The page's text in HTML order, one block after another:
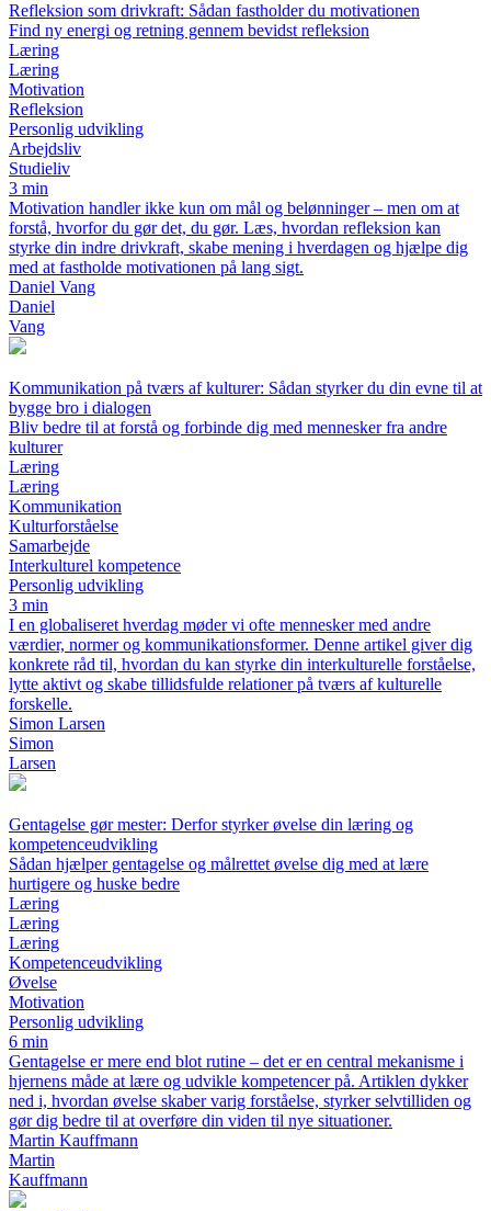
Refleksion som drivkraft: Sådan fastholder du motivationen
Find ny energi og retning gennem bevidst refleksion
Læring
Læring
Motivation
Refleksion
Personlig udvikling
Arbejdsliv
Studieliv
3 min
Motivation handler ikke kun om mål og belønninger – men om at
forstå, hvorfor du gør det, du gør. Læs, hvordan refleksion kan
styrke din indre drivkraft, skabe mening i hverdagen og hjælpe dig
med at fastholde motivationen på lang sigt.
Daniel Vang
Daniel
Vang
Kommunikation på tværs af kulturer: Sådan styrker du din evne til at
bygge bro i dialogen
Bliv bedre til at forstå og forbinde dig med mennesker fra andre
kulturer
Læring
Læring
Kommunikation
Kulturforståelse
Samarbejde
Interkulturel kompetence
Personlig udvikling
3 min
I en globaliseret hverdag møder vi ofte mennesker med andre
værdier, normer og kommunikationsformer. Denne artikel giver dig
konkrete råd til, hvordan du kan styrke din interkulturelle forståelse,
lytte aktivt og skabe tillidsfulde relationer på tværs af kulturelle
forskelle.
Simon Larsen
Simon
Larsen
Gentagelse gør mester: Derfor styrker øvelse din læring og
kompetenceudvikling
Sådan hjælper gentagelse og målrettet øvelse dig med at lære
hurtigere og huske bedre
Læring
Læring
Læring
Kompetenceudvikling
Øvelse
Motivation
Personlig udvikling
6 min
Gentagelse er mere end blot rutine – det er en central mekanisme i
hjernens måde at lære og udvikle kompetencer på. Artiklen dykker
ned i, hvordan øvelse skaber varig forståelse, styrker selvtilliden og
gør dig bedre til at overføre din viden til nye situationer.
Martin Kauffmann
Martin
Kauffmann